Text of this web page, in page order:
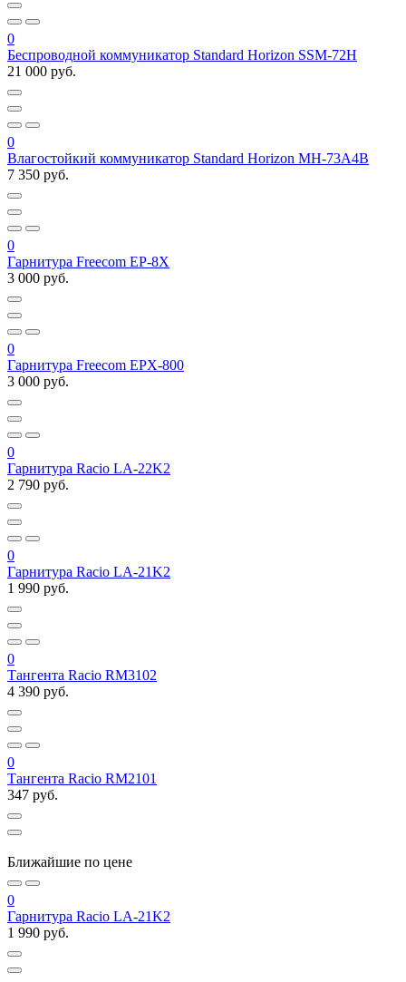
0
Беспроводной коммуникатор Standard Horizon SSM-72H
21 000 руб.
0
Влагостойкий коммуникатор Standard Horizon MH-73A4B
7 350 руб.
0
Гарнитура Freecom EP-8X
3 000 руб.
0
Гарнитура Freecom EPX-800
3 000 руб.
0
Гарнитура Racio LA-22K2
2 790 руб.
0
Гарнитура Racio LA-21K2
1 990 руб.
0
Тангента Racio RM3102
4 390 руб.
0
Тангента Racio RM2101
347 руб.
Ближайшие по цене
0
Гарнитура Racio LA-21K2
1 990 руб.